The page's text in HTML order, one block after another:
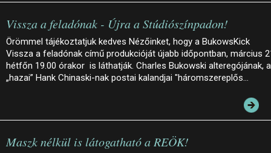
Vissza a feladónak - Újra a Stúdiószínpadon!
Örömmel tájékoztatjuk kedves Nézőinket, hogy a BukowsKick
Vissza a feladónak című produkcióját újabb időpontban, március
hétfőn 19.00 órakor is láthatják. Charles Bukowski alteregójának, a
„hazai” Hank Chinaski-nak postai kalandjai "háromszereplős…
Maszk nélkül is látogatható a REÖK!